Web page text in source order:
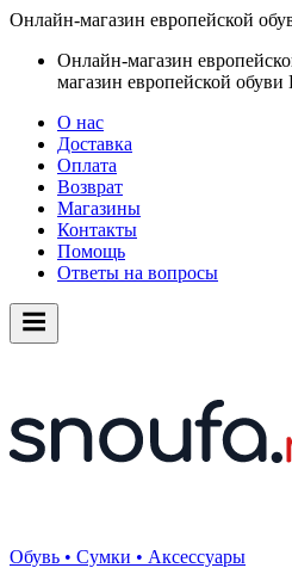
Онлайн-магазин европейской
Онлайн-магазин
магазин европейской обуви
О нас
Доставка
Оплата
Возврат
Магазины
Контакты
Помощь
Ответы на вопросы
Обувь • Сумки • Аксессуары